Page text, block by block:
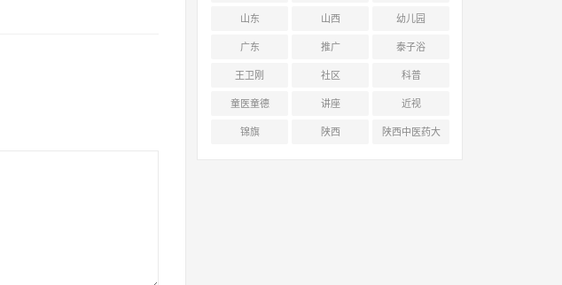
行
山东 山西 幼儿园
广东 推广 泰子浴
王卫刚 社区 科普
童医童德 讲座 近视
锦旗 陕西 陕西中医药大